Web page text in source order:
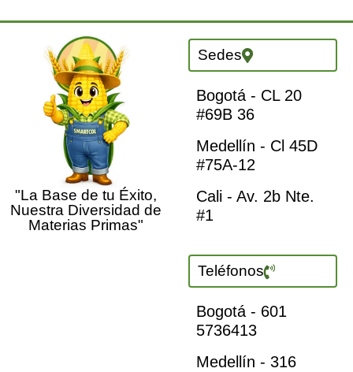
"La Base de tu Éxito,
Nuestra Diversidad de
Materias Primas"
Sedes
Bogotá - CL 20
#69B 36
Medellín - Cl 45D
#75A-12
Cali - Av. 2b Nte.
#1
Teléfonos
Bogotá - 601
5736413
Medellín - 316